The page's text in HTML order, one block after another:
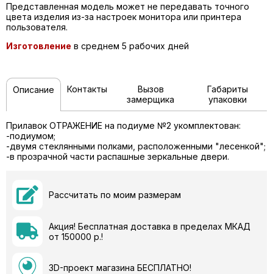
Представленная модель может не передавать точного
цвета изделия из-за настроек монитора или принтера
пользователя.
Изготовление в среднем 5 рабочих дней
Описание Контакты
Вызов
замерщика
Габариты
упаковки
Прилавок ОТРАЖЕНИЕ на подиуме №2 укомплектован:
-подиумом;
-двумя стеклянными полками, расположенными "лесенкой";
-в прозрачной части распашные зеркальные двери.
Рассчитать по моим размерам
Акция! Бесплатная доставка в пределах МКАД
от 150000 р.!
3D-проект магазина БЕСПЛАТНО!